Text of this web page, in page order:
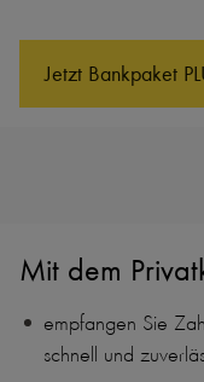
Jetzt Bankpaket
Mit dem
empfangen Sie
schnell und